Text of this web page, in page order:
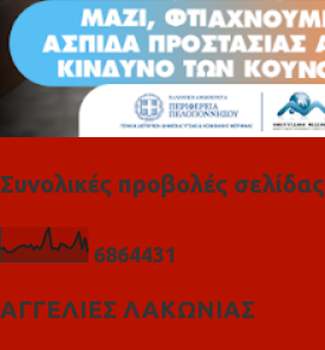
Συνολικές προβολές σελίδας
6864431
ΑΓΓΕΛΙΕΣ ΛΑΚΩΝΙΑΣ